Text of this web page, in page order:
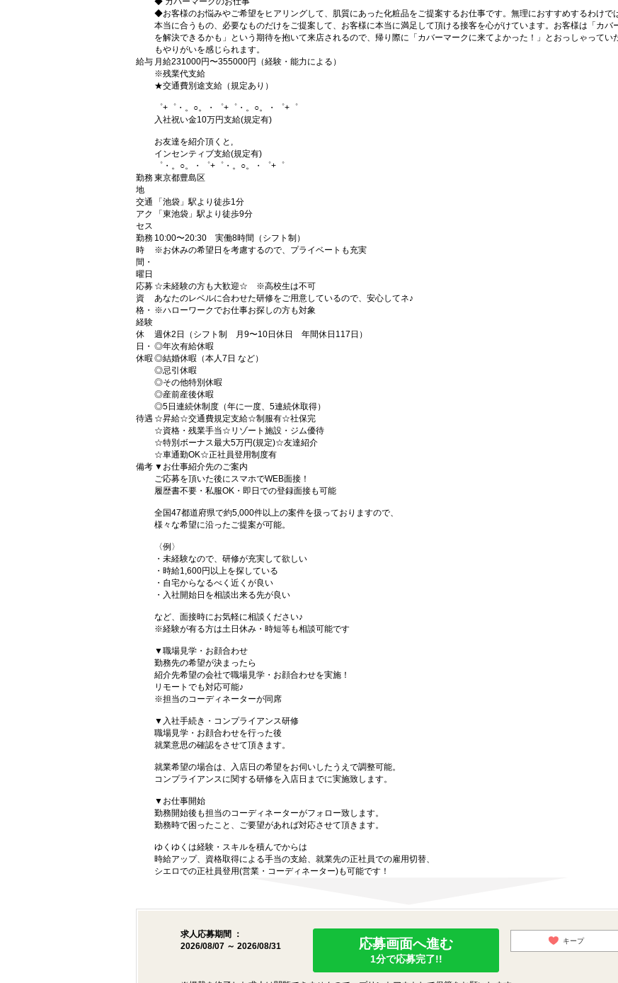
◆お客様のお悩みやご希望をヒアリングして、肌質にあった化粧品をご提案するお仕事です。無理におすすめするわけで
本当に合うもの、必要なものだけをご提案して、お客様に本当に満足して頂ける接客を心がけています。お客様は「カバ
を解決できるかも」という期待を抱いて来店されるので、帰り際に「カバーマークに来てよかった！」とおっしゃってい
もやりがいを感じられます。
給与 月給231000円〜355000円（経験・能力による）
※残業代支給
★交通費別途支給（規定あり）
゜+゜・。○。・゜+゜・。○。・゜+゜
入社祝い金10万円支給(規定有)
お友達を紹介頂くと,
インセンティブ支給(規定有)
゜・。○。・゜+゜・。○。・゜+゜
勤務
地
東京都豊島区
交通
アク
セス
「池袋」駅より徒歩1分
「東池袋」駅より徒歩9分
勤務
時
間・
曜日
10:00〜20:30 実働8時間（シフト制）
※お休みの希望日を考慮するので、プライベートも充実
応募
資
格・
経験
☆未経験の方も大歓迎☆ ※高校生は不可
あなたのレベルに合わせた研修をご用意しているので、安心してネ♪
※ハローワークでお仕事お探しの方も対象
休
日・
休暇
週休2日（シフト制 月9〜10日休日 年間休日117日）
◎年次有給休暇
◎結婚休暇（本人7日 など）
◎忌引休暇
◎その他特別休暇
◎産前産後休暇
◎5日連続休制度（年に一度、5連続休取得）
待遇 ☆昇給☆交通費規定支給☆制服有☆社保完
☆資格・残業手当☆リゾート施設・ジム優待
☆特別ボーナス最大5万円(規定)☆友達紹介
☆車通勤OK☆正社員登用制度有
備考 ▼お仕事紹介先のご案内
ご応募を頂いた後にスマホでWEB面接！
履歴書不要・私服OK・即日での登録面接も可能
全国47都道府県で約5,000件以上の案件を扱っておりますので、
様々な希望に沿ったご提案が可能。
〈例〉
・未経験なので、研修が充実して欲しい
・時給1,600円以上を探している
・自宅からなるべく近くが良い
・入社開始日を相談出来る先が良い
など、面接時にお気軽に相談ください♪
※経験が有る方は土日休み・時短等も相談可能です
▼職場見学・お顔合わせ
勤務先の希望が決まったら
紹介先希望の会社で職場見学・お顔合わせを実施！
リモートでも対応可能♪
※担当のコーディネーターが同席
▼入社手続き・コンプライアンス研修
職場見学・お顔合わせを行った後
就業意思の確認をさせて頂きます。
就業希望の場合は、入店日の希望をお伺いしたうえで調整可能。
コンプライアンスに関する研修を入店日までに実施致します。
▼お仕事開始
勤務開始後も担当のコーディネーターがフォロー致します。
勤務時で困ったこと、ご要望があれば対応させて頂きます。
ゆくゆくは経験・スキルを積んでからは
時給アップ、資格取得による手当の支給、就業先の正社員での雇用切替、
シエロでの正社員登用(営業・コーディネーター)も可能です！
求人応募期間 ：
2026/08/07 ～ 2026/08/31
応募画面へ進む
1分で応募完了!!
キープ